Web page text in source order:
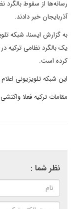
رسانه‌ها از سقوط
آذربایجان خبر دادند.
به گزارش ایسنا، شبکه
یک بالگرد نظامی ترکیه
کرده است.
این شبکه تلویزیونی
مقامات ترکیه فعلا
نظر شما :